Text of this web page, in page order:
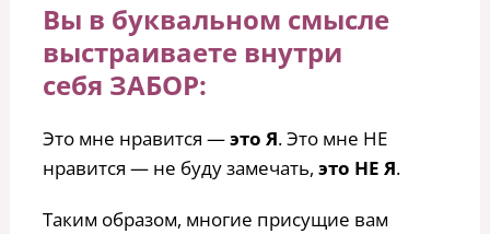
Вы в буквальном смысле
выстраиваете внутри
себя ЗАБОР:
Это мне нравится —это Я. Это мне НЕ
нравится — не буду замечать, это НЕ Я.
Таким образом, многие присущие вам